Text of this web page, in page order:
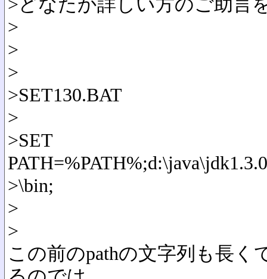
>どなたか詳しい方のご助言
>
>
>
>SET130.BAT
>
>SET
>\bin;
>
>
この前のpathの文字列も長く